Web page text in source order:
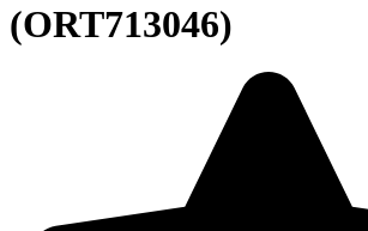
(ORT713046)